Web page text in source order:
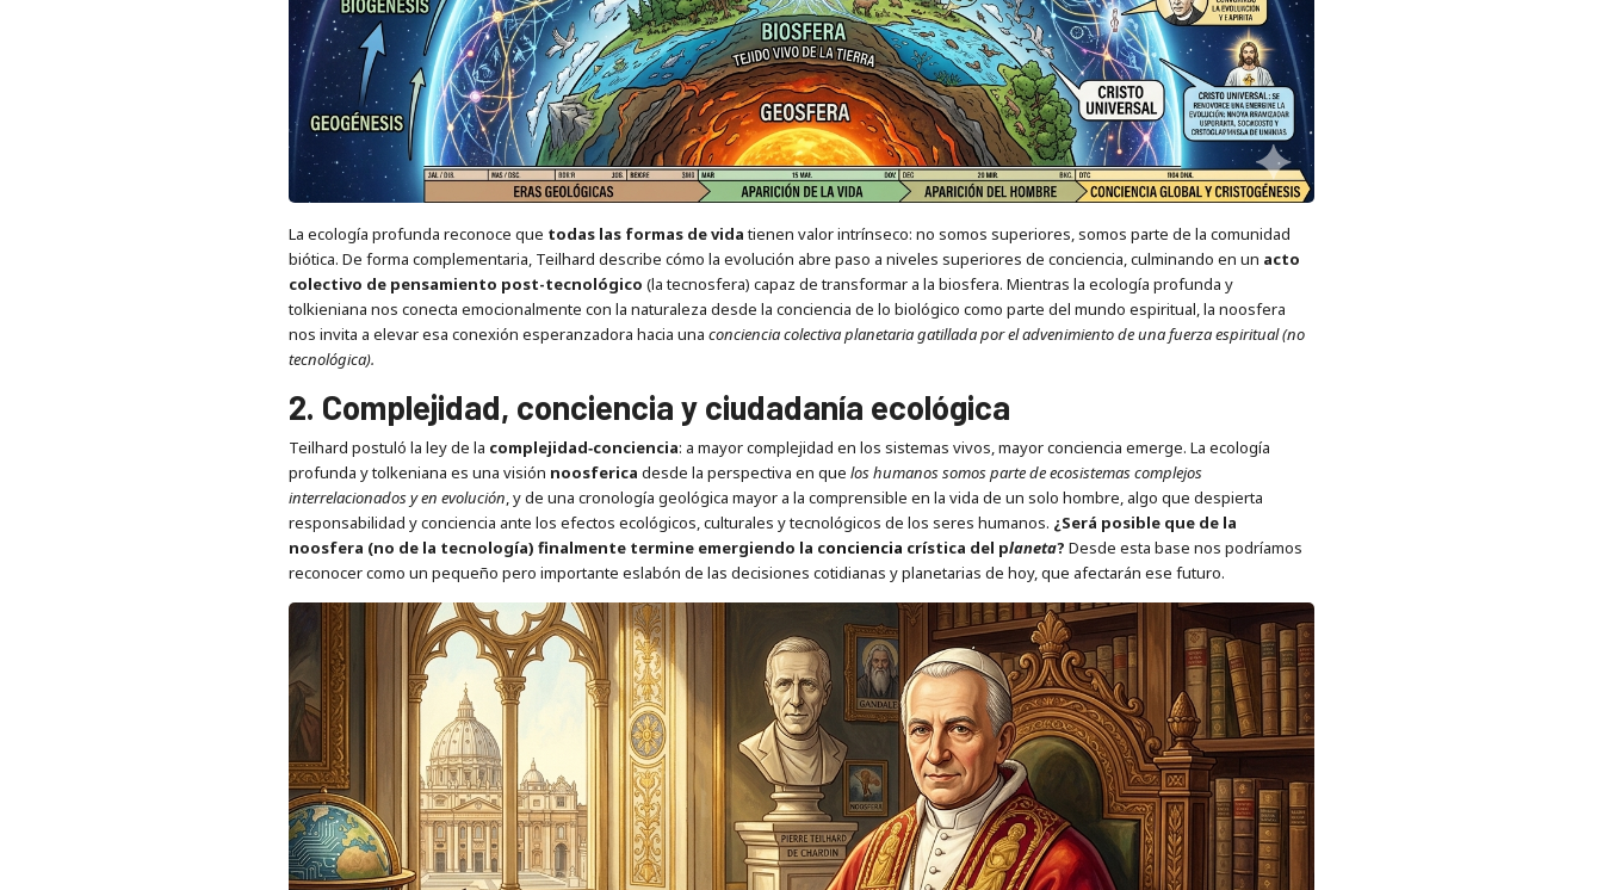
La ecología profunda reconoce que todas las formas de vidatienen valor intrínseco: no somos superiores, somos parte de la comunidad
biótica. De forma complementaria, Teilhard describe cómo la evolución abre paso a niveles superiores de conciencia, culminando en un acto
colectivo de pensamiento post-tecnológico (la tecnosfera) capaz de transformar a la biosfera. Mientras la ecología profunda y
tolkieniana nos conecta emocionalmente con la naturaleza desde la conciencia de lo biológico como parte del mundo espiritual, la noosfera
nos invita a elevar esa conexión esperanzadora hacia una conciencia colectiva planetaria gatillada por el advenimiento de una fuerza espiritual (no
tecnológica).
2. Complejidad, conciencia y ciudadanía ecológica
Teilhard postuló la ley de la complejidad‑conciencia: a mayor complejidad en los sistemas vivos, mayor conciencia emerge. La ecología
profunda y tolkeniana es una visión noosferica desde la perspectiva en que los humanos somos parte de ecosistemas complejos
interrelacionados y en evolución, y de una cronología geológica mayor a la comprensible en la vida de un solo hombre, algo que despierta
responsabilidad y conciencia ante los efectos ecológicos, culturales y tecnológicos de los seres humanos. ¿Será posible que de la
noosfera (no de la tecnología) finalmente termine emergiendo la conciencia crística del planeta? Desde esta base nos podríamos
reconocer como un pequeño pero importante eslabón de las decisiones cotidianas y planetarias de hoy, que afectarán ese futuro.